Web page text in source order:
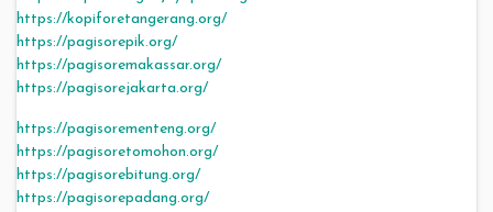
https://kopiforetangerang.org/
https://pagisorepik.org/
https://pagisoremakassar.org/
https://pagisorejakarta.org/
https://pagisorementeng.org/
https://pagisoretomohon.org/
https://pagisorebitung.org/
https://pagisorepadang.org/